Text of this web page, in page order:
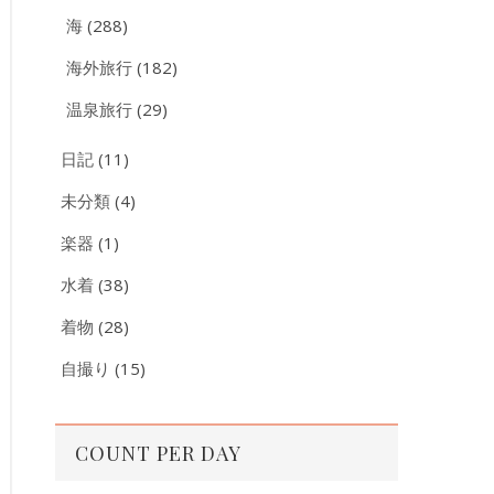
海 (288)
海外旅行 (182)
温泉旅行 (29)
日記 (11)
未分類 (4)
楽器 (1)
水着 (38)
着物 (28)
自撮り (15)
COUNT PER DAY